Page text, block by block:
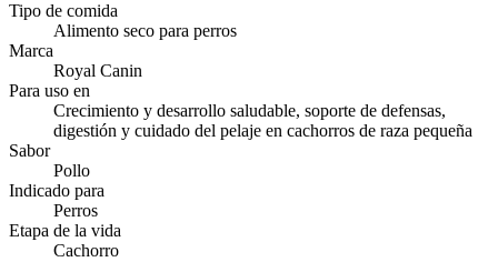
Tipo de comida
Alimento seco para perros
Marca
Royal Canin
Para uso en
Crecimiento y desarrollo saludable, soporte de defensas,
digestión y cuidado del pelaje en cachorros de raza pequeña
Sabor
Pollo
Indicado para
Perros
Etapa de la vida
Cachorro